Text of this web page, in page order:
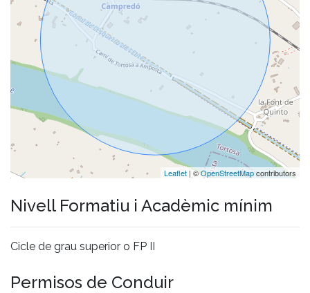
Leaflet | ©OpenStreetMapcontributors
Nivell Formatiu i Acadèmic mínim
Cicle de grau superior o FP II
Permisos de Conduir